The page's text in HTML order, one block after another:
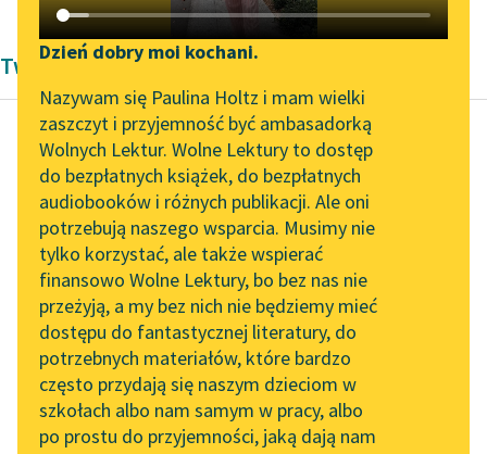
Katalog DAISY
Podkasty o książkach
Zgłoś brak utworu
Aktualności
Zapraszamy na spotkanie
online z tłumaczkami
literatury skandynawskiej
Spotkanie z Katarzyną
Tunkiel w Oslo
Wolne Lektury na 32.
Pol’and’Rock Festivalu
„Kochanek Lady
Chatterley” do słuchania
na Wolnych Lekturach
Narzędzia
Mapa Wolnych Lektur
Leśmianator
Przewodnik dla piszących i
czytających
API
OAI-PMH
Widget Wolnych Lektur
Dzień dobry moi kochani.
Nazywam się Paulina Holtz i mam wielki
zaszczyt i przyjemność być ambasadorką
Wolnych Lektur. Wolne Lektury to dostęp
do bezpłatnych książek, do bezpłatnych
audiobooków i różnych publikacji. Ale oni
potrzebują naszego wsparcia. Musimy nie
tylko korzystać, ale także wspierać
finansowo Wolne Lektury, bo bez nas nie
przeżyją, a my bez nich nie będziemy mieć
dostępu do fantastycznej literatury, do
potrzebnych materiałów, które bardzo
często przydają się naszym dzieciom w
szkołach albo nam samym w pracy, albo
po prostu do przyjemności, jaką dają nam
Twórczość Jan Kochanowski
Jan Kochanowski
Na nabożną
Czytaj więcej